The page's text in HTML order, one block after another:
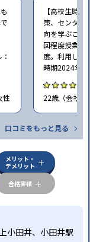
性
【高校生時の通
策、センター試
向を学ぶことが
回程度授業・指
度。利用した主
時期2024年5月）
22歳（会社員<
口コミをもっと見る
メリット・
デメリット
合格実績
上小田井、小田井駅